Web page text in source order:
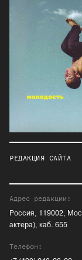
РЕДАКЦИЯ САЙТА
Адрес редакции:
Россия, 119002,
актера), каб. 655
Телефон: